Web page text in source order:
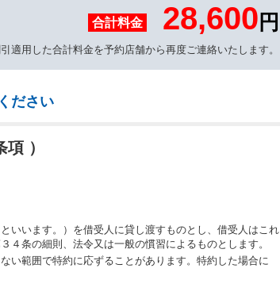
合計料金 28,600 円
用した合計料金を予約店舗から再度ご連絡いたします。
ださい
）
いいます。）を借受人に貸し渡すものとし、借受人はこれ
４条の細則、法令又は一般の慣習によるものとします。
い範囲で特約に応ずることがあります。特約した場合に